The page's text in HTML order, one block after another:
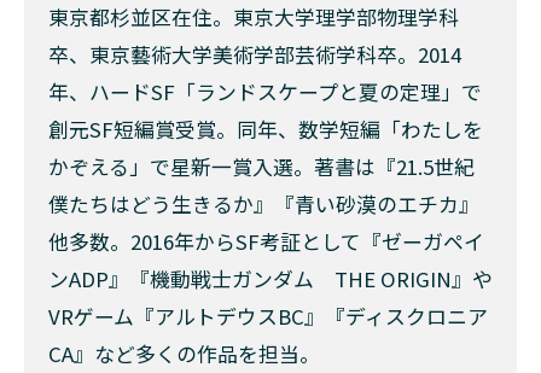
東京都杉並区在住。東京大学理学部物理学科
卒、東京藝術大学美術学部芸術学科卒。2014
年、ハードSF「ランドスケープと夏の定理」で
創元SF短編賞受賞。同年、数学短編「わたしを
かぞえる」で星新一賞入選。著書は『21.5世紀
僕たちはどう生きるか』『青い砂漠のエチカ』
他多数。2016年からSF考証として『ゼーガペイ
ンADP』『機動戦士ガンダム THE ORIGIN』や
VRゲーム『アルトデウスBC』『ディスクロニア
CA』など多くの作品を担当。